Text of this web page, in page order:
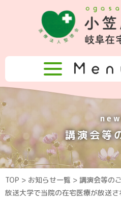
講演会等
TOP > お知らせ一覧 > 講演会等の
放送大学で当院の在宅医療が放送さ